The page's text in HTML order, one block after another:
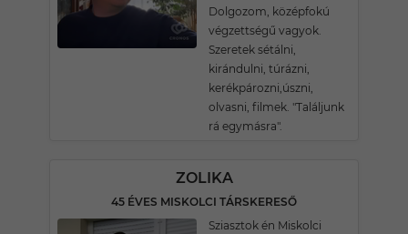
Dolgozom, középfokú
végzettségű vagyok.
Szeretek sétálni,
kirándulni, túrázni,
kerékpározni,úszni,
olvasni, filmek. "Találjunk
rá egymásra".
ZOLIKA
45 ÉVES MISKOLCI TÁRSKERESŐ
Sziasztok én Miskolci